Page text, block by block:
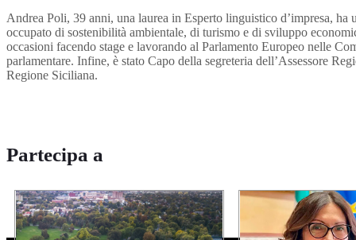
Andrea Poli, 39 anni, una laurea in Esperto linguistico d’impresa, ha
occupato di sostenibilità ambientale, di turismo e di sviluppo
occasioni facendo stage e lavorando al Parlamento Europeo nelle
parlamentare. Infine, è stato Capo della segreteria dell’Assessore
Regione Siciliana.
Partecipa a